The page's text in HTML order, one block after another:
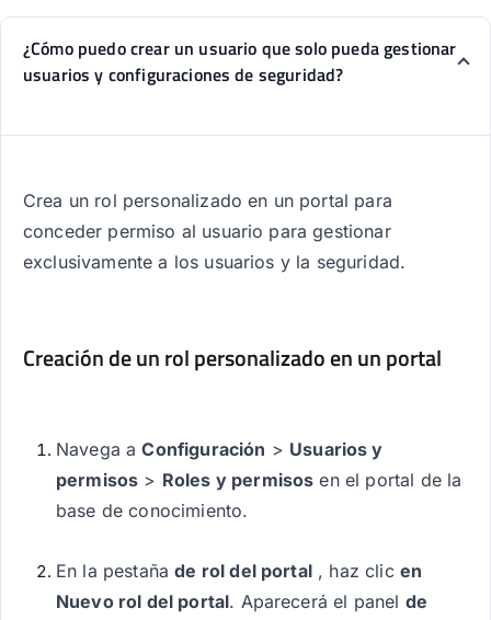
¿Cómo puedo crear un usuario que solo pueda gestionar
usuarios y configuraciones de seguridad?
Crea un rol personalizado en un portal para
conceder permiso al usuario para gestionar
exclusivamente a los usuarios y la seguridad.
Creación de un rol personalizado en un portal
Navega aConfiguración > Usuarios y
permisos > Roles y permisos en el portal de la
base de conocimiento.
En la pestañade rol del portal, haz clic en
Nuevo rol del portal. Aparecerá el panel de